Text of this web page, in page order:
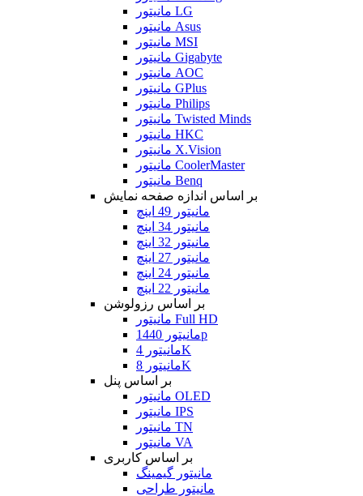
مانیتور LG
مانیتور Asus
مانیتور MSI
مانیتور Gigabyte
مانیتور AOC
مانیتور GPlus
مانیتور Philips
مانیتور Twisted Minds
مانیتور HKC
مانیتور X.Vision
مانیتور CoolerMaster
مانیتور Benq
بر اساس اندازه صفحه نمایش
مانیتور 49 اینچ
مانیتور 34 اینچ
مانیتور 32 اینچ
مانیتور 27 اینچ
مانیتور 24 اینچ
مانیتور 22 اینچ
بر اساس رزولوشن
مانیتور Full HD
مانیتور 1440p
مانیتور 4K
مانیتور 8K
بر اساس پنل
مانیتور OLED
مانیتور IPS
مانیتور TN
مانیتور VA
بر اساس کاربری
مانیتور گیمینگ
مانیتور طراحی